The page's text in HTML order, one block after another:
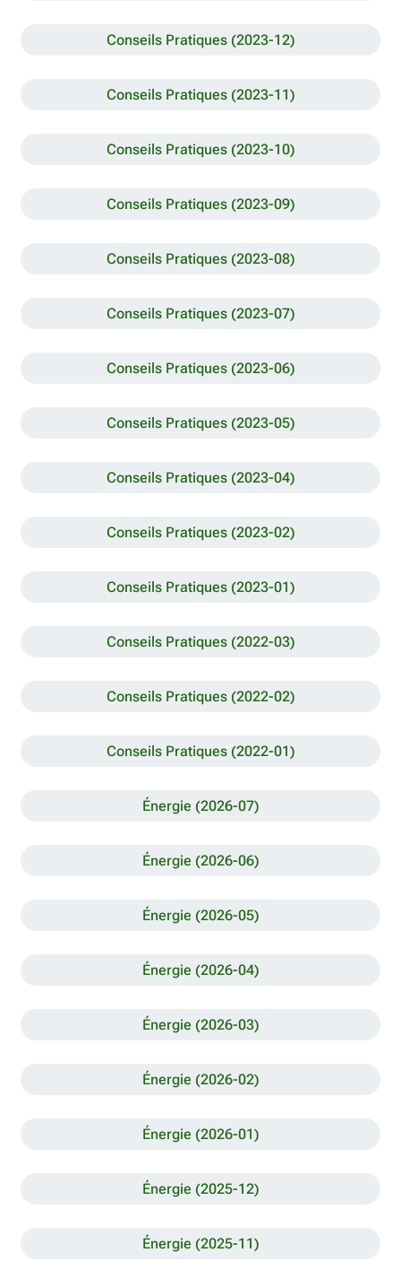
Conseils Pratiques (2023-12)
Conseils Pratiques (2023-11)
Conseils Pratiques (2023-10)
Conseils Pratiques (2023-09)
Conseils Pratiques (2023-08)
Conseils Pratiques (2023-07)
Conseils Pratiques (2023-06)
Conseils Pratiques (2023-05)
Conseils Pratiques (2023-04)
Conseils Pratiques (2023-02)
Conseils Pratiques (2023-01)
Conseils Pratiques (2022-03)
Conseils Pratiques (2022-02)
Conseils Pratiques (2022-01)
Énergie (2026-07)
Énergie (2026-06)
Énergie (2026-05)
Énergie (2026-04)
Énergie (2026-03)
Énergie (2026-02)
Énergie (2026-01)
Énergie (2025-12)
Énergie (2025-11)